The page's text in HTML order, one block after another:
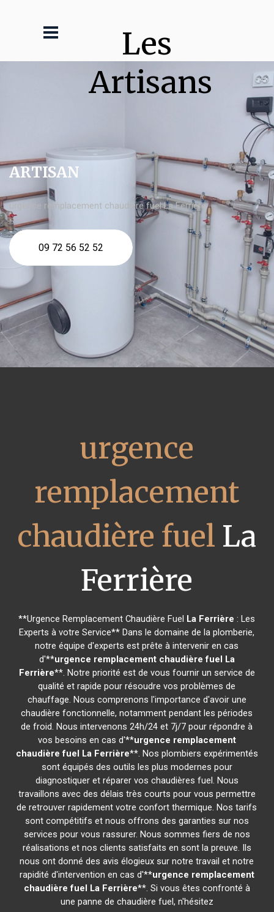
Les
Artisans
ARTISAN
urgence remplacement chaudière fuel La Ferrière
09 72 56 52 52
urgence
remplacement
chaudière fuel La
Ferrière
**Urgence Remplacement Chaudière Fuel La Ferrière : Les
Experts à votre Service** Dans le domaine de la plomberie,
notre équipe d'experts est prête à intervenir en cas
d'**urgence remplacement chaudière fuel La
Ferrière**. Notre priorité est de vous fournir un service de
qualité et rapide pour résoudre vos problèmes de
chauffage. Nous comprenons l'importance d'avoir une
chaudière fonctionnelle, notamment pendant les périodes
de froid. Nous intervenons 24h/24 et 7j/7 pour répondre à
vos besoins en cas d'**urgence remplacement
chaudière fuel La Ferrière**. Nos plombiers expérimentés
sont équipés des outils les plus modernes pour
diagnostiquer et réparer vos chaudières fuel. Nous
travaillons avec des délais très courts pour vous permettre
de retrouver rapidement votre confort thermique. Nos tarifs
sont compétitifs et nous offrons des garanties sur nos
services pour vous rassurer. Nous sommes fiers de nos
réalisations et nos clients satisfaits en sont la preuve. Ils
nous ont donné des avis élogieux sur notre travail et notre
rapidité d'intervention en cas d'**urgence remplacement
chaudière fuel La Ferrière**. Si vous êtes confronté à
une panne de chaudière fuel, n'hésitez